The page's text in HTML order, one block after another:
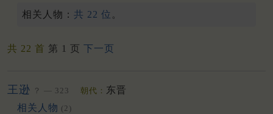
相关人物： 共 22 位 。
共 22 首 第 1 页 下一页
王逊 ？ — 323 朝代： 东晋
相关人物 (2)